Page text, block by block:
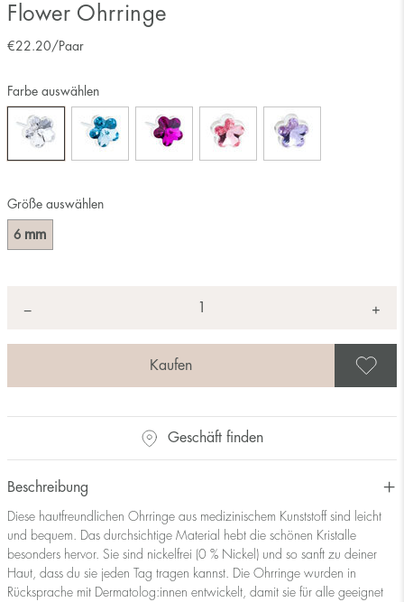
Flower Ohrringe
€22.20/Paar
Größe auswählen
6 mm
Farbe auswählen
− +
Geschäft finden
Beschreibung
Diese hautfreundlichen Ohrringe aus medizinischem Kunststoff sind leicht
und bequem. Das durchsichtige Material hebt die schönen Kristalle
besonders hervor. Sie sind nickelfrei (0 % Nickel) und so sanft zu deiner
Haut, dass du sie jeden Tag tragen kannst. Die Ohrringe wurden in
Rücksprache mit Dermatolog:innen entwickelt, damit sie für alle geeignet